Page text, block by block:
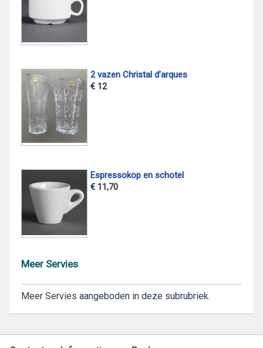
2 vazen Christal d’arques
€ 12
Espressokop en schotel
€ 11,70
Meer Servies
Meer Servies aangeboden in deze subrubriek.